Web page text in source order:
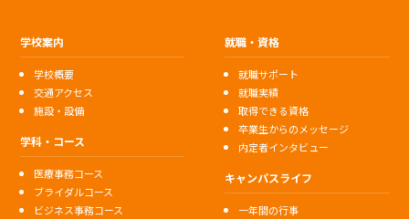
学校案内
学校概要
交通アクセス
施設・設備
学科・コース
医療事務コース
ブライダルコース
ビジネス事務コース
就職・資格
就職サポート
就職実績
取得できる資格
卒業生からのメッセージ
内定者インタビュー
キャンパスライフ
一年間の行事